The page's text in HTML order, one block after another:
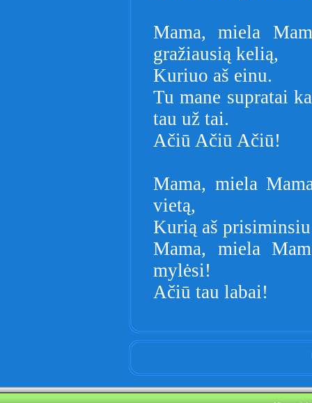
Mama, miela
gražiausią kelią,
Kuriuo aš einu.
Tu mane supratai
tau už tai.
Ačiū Ačiū Ačiū!
Mama, miela
vietą,
Kurią aš
Mama, miela
mylėsi!
Ačiū tau labai!